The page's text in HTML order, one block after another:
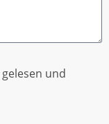
gelesen und